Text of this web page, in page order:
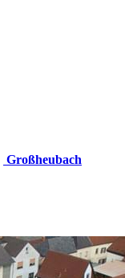
Großheubach